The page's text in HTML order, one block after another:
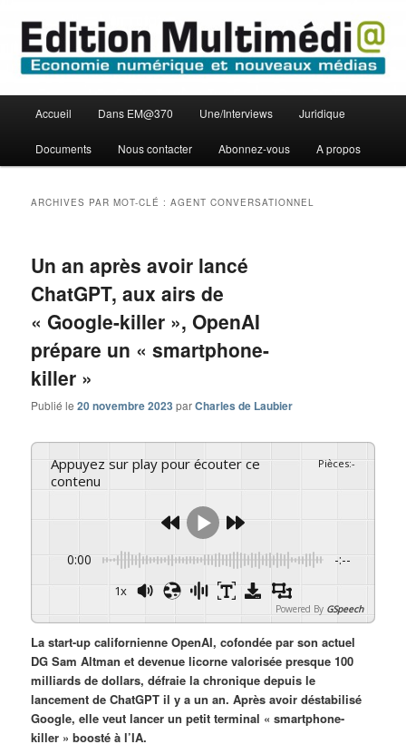
contenu
principal
contenu
secondaire
Edition Multimédi@
principal
Accueil Dans EM@370 Une/Interviews Juridique
Documents Nous contacter Abonnez-vous A propos
ARCHIVES PAR MOT-CLÉ :AGENT CONVERSATIONNEL
Un an après avoir lancé
ChatGPT, aux airs de
« Google-killer », OpenAI
prépare un « smartphone-
killer »
Publié le20 novembre 2023 parCharles de Laubier
Appuyez sur play pour écouter ce
contenu
Pièces:-
0:00 -:--
1x
Powered By GSpeech
La start-up californienne OpenAI, cofondée par son actuel
DG Sam Altman et devenue licorne valorisée presque 100
milliards de dollars, défraie la chronique depuis le
lancement de ChatGPT il y a un an. Après avoir déstabilisé
Google, elle veut lancer un petit terminal « smartphone-
killer » boosté à l’IA.